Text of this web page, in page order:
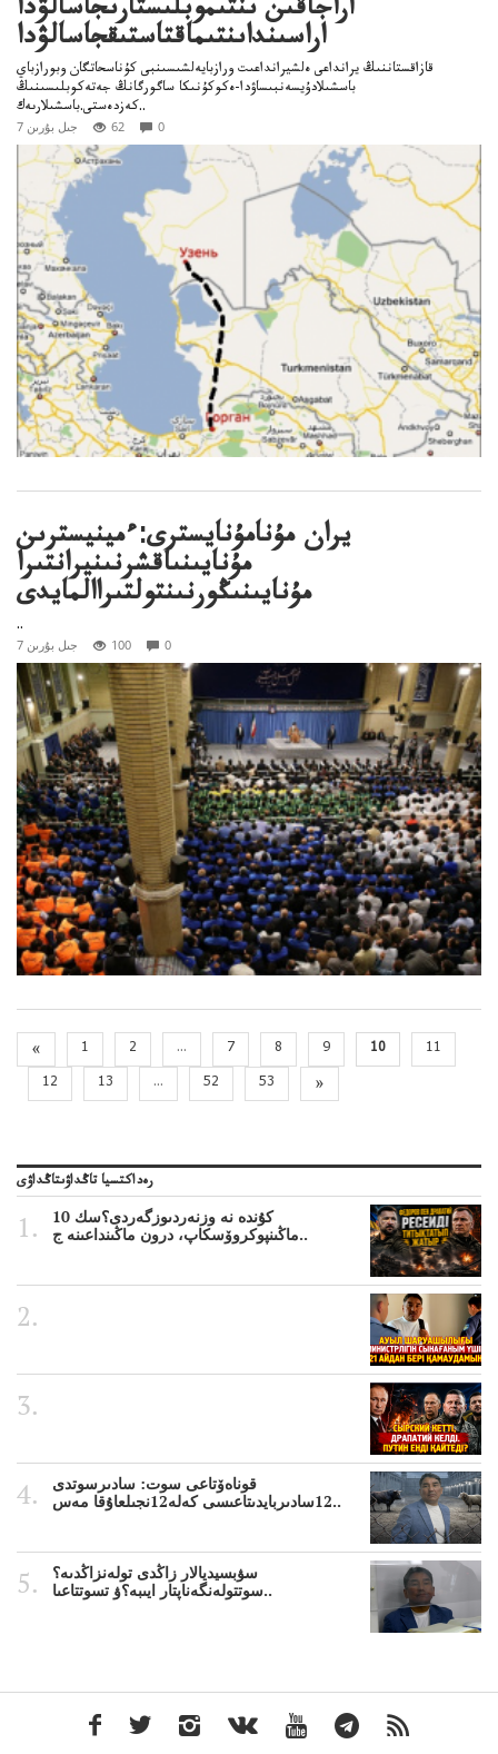
اراجاقىن ىنتىموبلىستارىجاسالۋدا
اراسىنداىنتىماقتاستىقجاسالۋدا
قازاقستاننىڭ يرانداعى ەلشيرانداعىت ورازبايەلشىسىنبى كۇناسحاتگان وبورازباي
باسشىلادۇيسەنبىساۋدا-ەكوكۇنىكا ساگورگانڭ جەتەكوبلىسىنىڭ
كەزدەستى.باسشىلارىەك..
7 جىل بۇرىن 62 0
يران مۇنامۇنايسترى:ءمينيسترىن
مۇنايىنىاقشرنىنيرانتىرا
مۇنايىنىڭورنىنتولتىراالمايدى
..
7 جىل بۇرىن 100 0
« 1 2 ... 7 8 9 10
11
12
13 ... 52 53 »
رەداكتسيا تاڭداۋىتاڭداۋى
10 كۇندە نە وزنەردىوزگەردى؟سك
ماڭىنپوكروۆسكاپ، درون ماڭىنداعىنە ج..
قوناەۆتاعى سوت: سادىرسوتدى
12سادىربايدىتاعىسى كەلە12نجىلعاۇقا مەس..
سۋبسيديالار زاڭدى تولەنزاڭدىە؟
سوتتولەنگەناپتار ايىبە؟ۋ تسوتتاعىا..